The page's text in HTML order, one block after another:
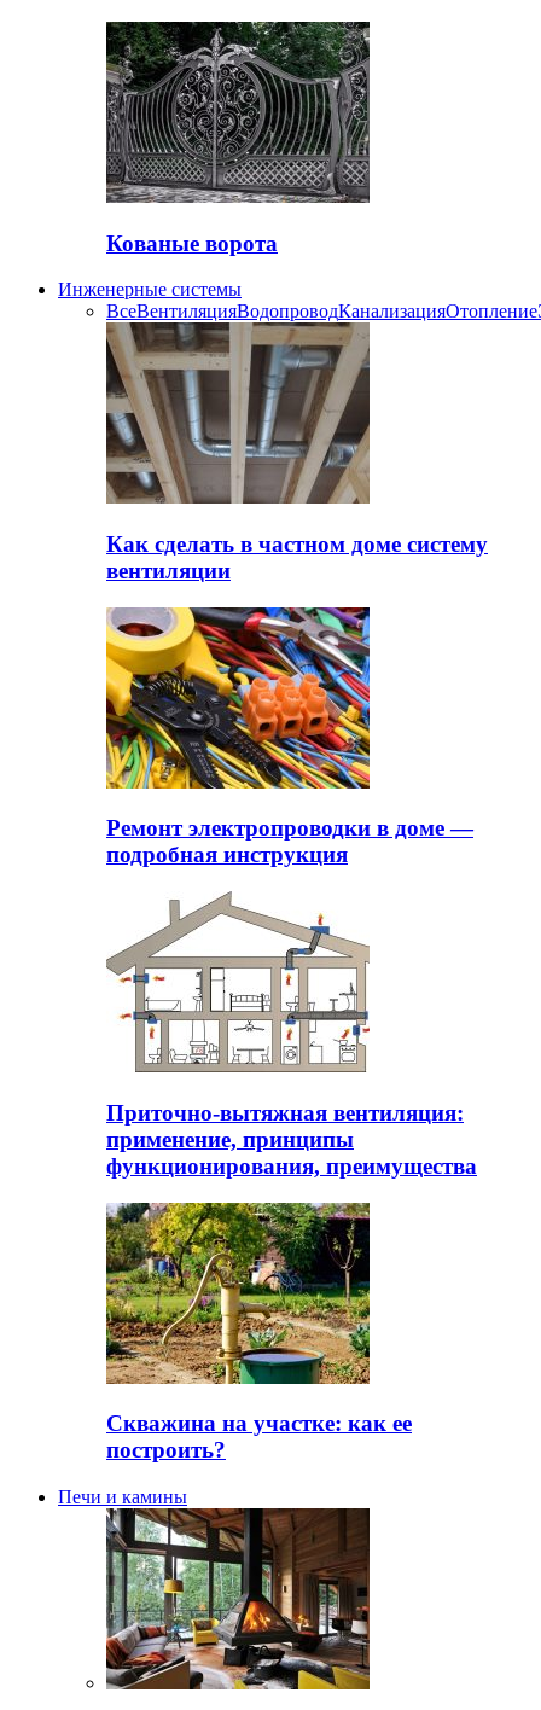
Кованые ворота
Инженерные системы
ВсеВентиляцияВодопроводКанализацияОтопление
Как сделать в частном доме систему
вентиляции
Ремонт электропроводки в доме —
подробная инструкция
Приточно-вытяжная вентиляция:
применение, принципы
функционирования, преимущества
Скважина на участке: как ее
построить?
Печи и камины